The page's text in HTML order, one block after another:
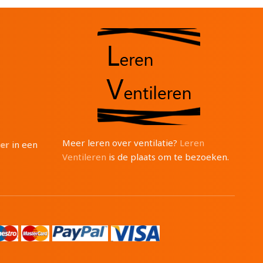
in een Meer leren over ventilatie? Leren
Ventileren is de plaats om te bezoeken.